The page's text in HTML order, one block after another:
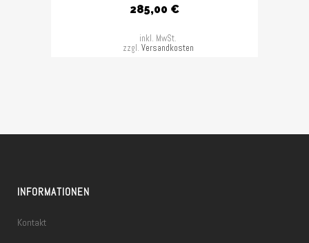
285,00 €
inkl. MwSt.
zzgl. Versandkosten
INFORMATIONEN
Kontakt